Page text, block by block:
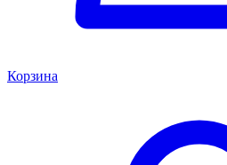
Корзина